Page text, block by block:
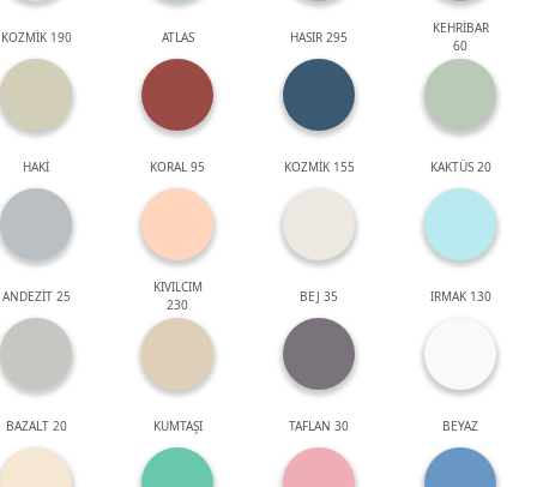
KOZMİK 190 ATLAS HASIR 295
KEHRİBAR
60
HAKİ KORAL 95 KOZMİK 155 KAKTÜS 20
ANDEZİT 25
KIVILCIM
230
BEJ 35 IRMAK 130
BAZALT 20 KUMTAŞI TAFLAN 30 BEYAZ